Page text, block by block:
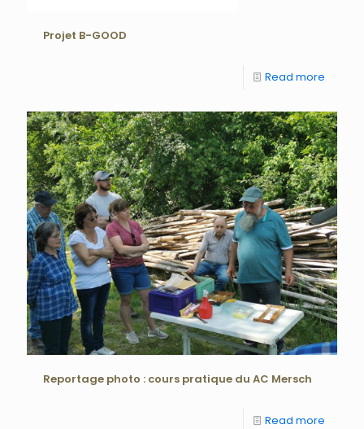
Projet B-GOOD
Read more
Reportage photo : cours pratique du AC Mersch
Read more